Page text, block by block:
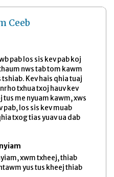
Ceeb
pab los sis kev pab koj
nws tab tom kawm
tshiab. Kev hais qhia tuaj
txhua txoj hauv kev
tus me nyuam kawm, xws
pab, los sis kev muab
txog tias yuav ua dab
xwm txheej, thiab
yus tus kheej thiab